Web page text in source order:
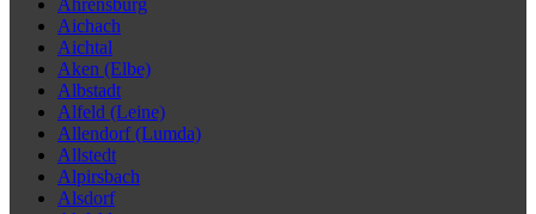
Ahrensburg
Aichach
Aichtal
Aken (Elbe)
Albstadt
Alfeld (Leine)
Allendorf (Lumda)
Allstedt
Alpirsbach
Alsdorf